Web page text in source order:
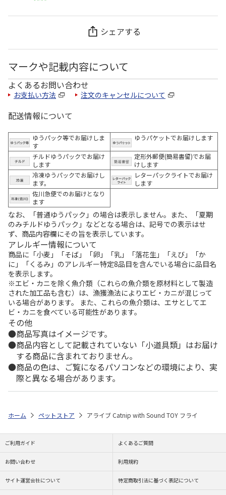
シェアする
マークや記載内容について
よくあるお問い合わせ
お支払い方法 注文のキャンセルについて
配送情報について
ゆうパック等でお届けしま
す
ゆうパケットでお届けします
チルドゆうパックでお届け
します
定形外郵便(簡易書留)でお届
けします
冷凍ゆうパックでお届けし
ます。
レターパックライトでお届け
します
佐川急便でのお届けとなり
ます
なお、「普通ゆうパック」の場合は表示しません。また、「夏期
のみチルドゆうパック」などとなる場合は、記号での表示はせ
ず、商品内容欄にその旨を表示しています。
アレルギー情報について
商品に「小麦」「そば」「卵」「乳」「落花生」「えび」「か
に」「くるみ」のアレルギー特定8品目を含んでいる場合に品目名
を表示します。
※エビ・カニを除く魚介類（これらの魚介類を原材料として製造
された加工品も含む）は、漁獲漁法によりエビ・カニが混じって
いる場合があります。 また、これらの魚介類は、エサとしてエ
ビ・カニを食べている可能性があります。
その他
商品写真はイメージです。
商品内容として記載されていない「小道具類」はお届け
する商品に含まれておりません。
商品の色は、ご覧になるパソコンなどの環境により、実
際と異なる場合があります。
ホーム ペットストア アライブ Catnip with Sound TOY フライ
ご利用ガイド よくあるご質問
お問い合わせ 利用規約
サイト運営会社について 特定商取引法に基づく表記について